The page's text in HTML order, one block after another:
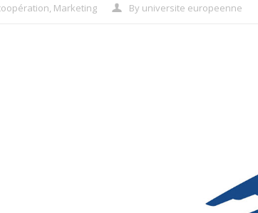
, Marketing By universite europeenne